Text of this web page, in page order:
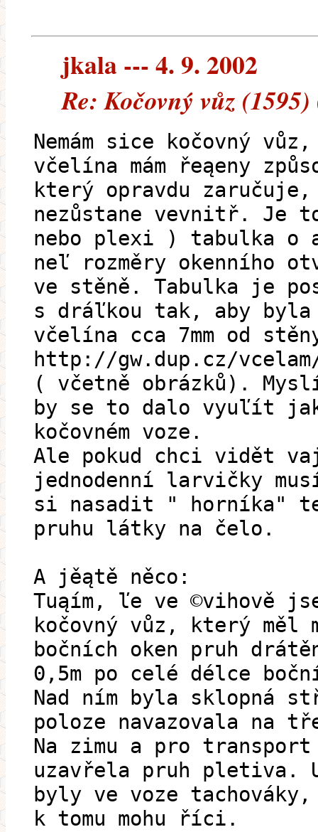
jkala --- 4. 9. 2002
Re: Kočovný vůz
Nemám sice kočovný
včelína mám řeąeny
který opravdu
nezůstane vevnitř. Je
nebo plexi ) tabulka
neľ rozměry okenního
ve stěně. Tabulka je
s dráľkou tak, aby byla
včelína cca 7mm od
http://gw.dup.cz/
( včetně obrázků).
by se to dalo vyuľít
kočovném voze.
Ale pokud chci vidět
jednodenní larvičky
si nasadit " horníka"
pruhu látky na čelo.
A jěątě něco:
Tuąím, ľe ve ©vihově
kočovný vůz, který měl
bočních oken pruh
0,5m po celé délce
Nad ním byla sklopná
poloze navazovala na
Na zimu a pro
uzavřela pruh pletiva.
byly ve voze
k tomu mohu říci.